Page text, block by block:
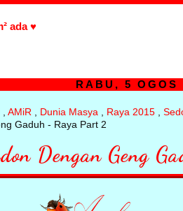
ada ♥
RABU, 5 OGOS
AMiR Dunia Masya Raya 2015
Gaduh - Raya Part 2
Dengan Geng